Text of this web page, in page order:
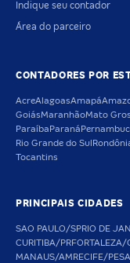
Indique seu contador
Área do parceiro
CONTADORES POR
AcreAlagoasAmapá
GoiásMaranhãoMato
Paraíba Paraná
Rio Grande do Sul
Tocantins
PRINCIPAIS CIDADES
SAO PAULO/SPRIO DE
CURITIBA/PRFORTALEZA/
MANAUS/AMRECIFE/PE